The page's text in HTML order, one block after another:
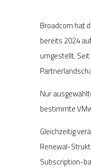
Broadcom hat
bereits 2024
umgestellt.
Nur
bestimmte
Gleichzeitig
Renewal-
Subscription-